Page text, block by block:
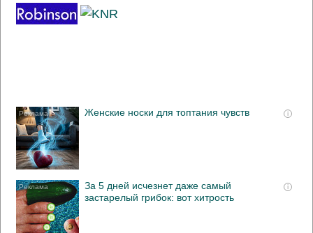
i
Женские носки для топтания чувств
i
За 5 дней исчезнет даже самый
застарелый грибок: вот хитрость